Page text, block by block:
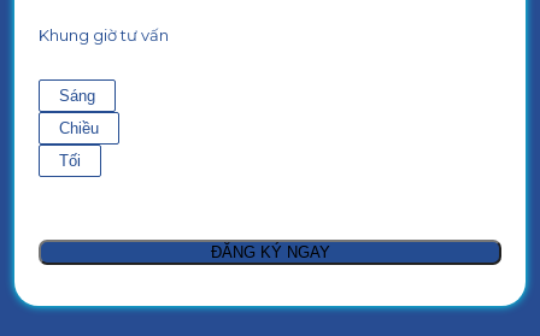
Khung giờ tư vấn
Sáng
Chiều
Tối